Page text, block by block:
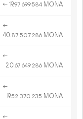
←19.97 699584 MONA
←
40.87 507 286 MONA
←
20.67 649 286 MONA
←
19.52 370 235 MONA
←